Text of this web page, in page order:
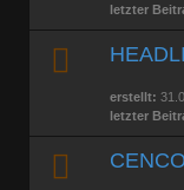
letzter
erstellt:
letzter
CENCO